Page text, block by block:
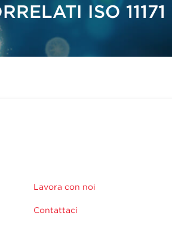
ISO 11171
Lavora con noi
Contattaci